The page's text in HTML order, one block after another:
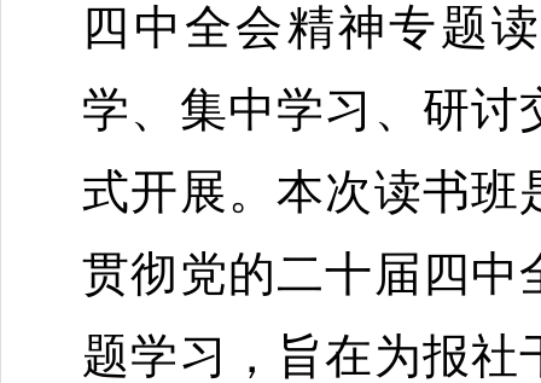
四中全会精神专题
学、 集中学习 、研讨
式开展。本次读书班
贯彻党的二十届四中
题学习，旨在为报社